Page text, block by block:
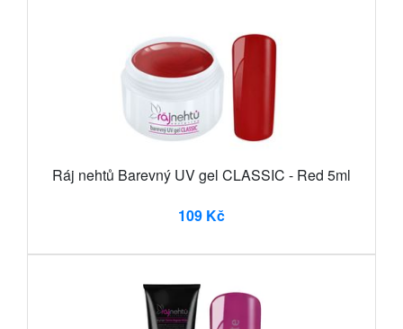
Ráj nehtů Barevný UV gel CLASSIC - Red 5ml
109 Kč